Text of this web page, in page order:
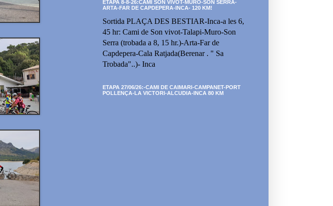
ETAPA 8-8-26:CAMI SON VIVOT-MURO-SON SERRA-
ARTA-FAR DE CAPDEPERA-INCA- 120 KM!
Sortida PLAÇA DES BESTIAR-Inca-a les 6,
45 hr: Cami de Son vivot-Talapi-Muro-Son
Serra (trobada a 8, 15 hr.)-Arta-Far de
Capdepera-Cala Ratjada(Berenar . " Sa
Trobada"..)- Inca
ETAPA 27/06/26:-CAMI DE CAIMARI-CAMPANET-PORT
POLLENÇA-LA VICTORI-ALCUDIA-INCA 80 KM